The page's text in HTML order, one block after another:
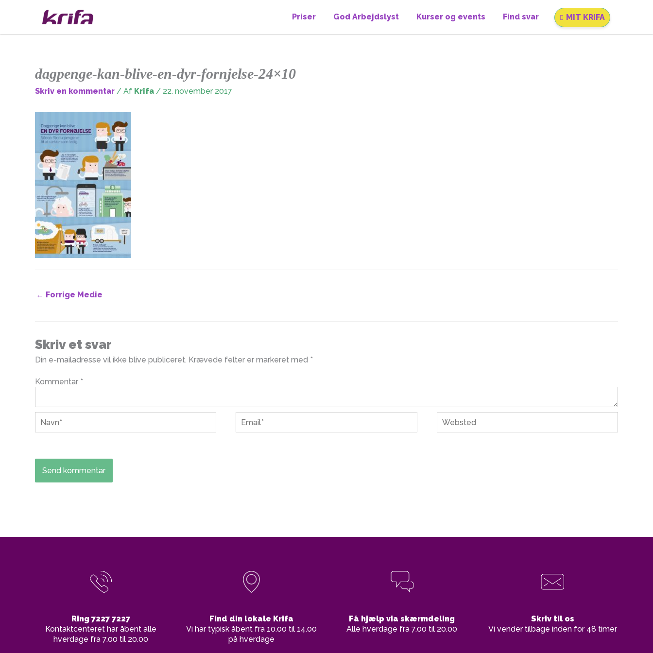
Priser God Arbejdslyst Kurser og events Find svar MIT KRIFA
dagpenge-kan-blive-en-dyr-fornjelse-24×10
Skriv en kommentar / Af Krifa / 22. november 2017
← Forrige Medie
Skriv et svar
Din e-mailadresse vil ikke blive publiceret. Krævede felter er markeret med *
Kommentar *
Ring 7227 7227
Kontaktcenteret har åbent alle
hverdage fra 7.00 til 20.00
Find din lokale Krifa
Vi har typisk åbent fra 10.00 til 14.00
på hverdage
Få hjælp via skærmdeling
Alle hverdage fra 7.00 til 20.00
Skriv til os
Vi vender tilbage inden for 48 timer